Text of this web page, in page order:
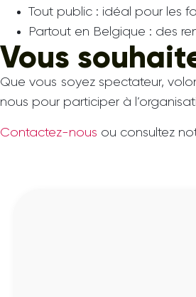
Tout public : idéal pour les
Partout en Belgique : des
Vous
Que vous soyez spectateur,
nous pour participer à
Contactez-nous ou consultez